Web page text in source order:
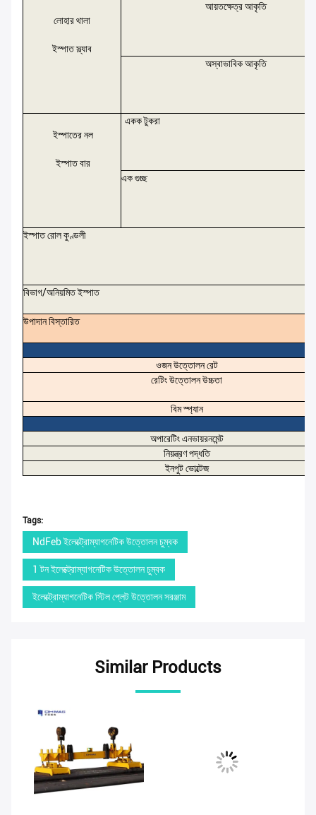
লোহার থালা
ইস্পাত স্ল্যাব
আয়তক্ষেত্র আকৃতি
অস্বাভাবিক আকৃতি
ইস্পাতের নল
ইস্পাত বার
একক টুকরা
এক গুচ্ছ
ইস্পাত রোল কুণ্ডলী
বিভাগ/অনিয়মিত ইস্পাত
উপাদান বিস্তারিত
ওজন উত্তোলন রেট
রেটিং উত্তোলন উচ্চতা
বিম স্প্যান
অপারেটিং এনভায়রনমেন্ট
নিয়ন্ত্রণ পদ্ধতি
ইনপুট ভোল্টেজ
Tags:
NdFeb ইলেক্ট্রোম্যাগনেটিক উত্তোলন চুম্বক
1 টন ইলেক্ট্রোম্যাগনেটিক উত্তোলন চুম্বক
ইলেক্ট্রোম্যাগনেটিক স্টিল প্লেট উত্তোলন সরঞ্জাম
Similar Products